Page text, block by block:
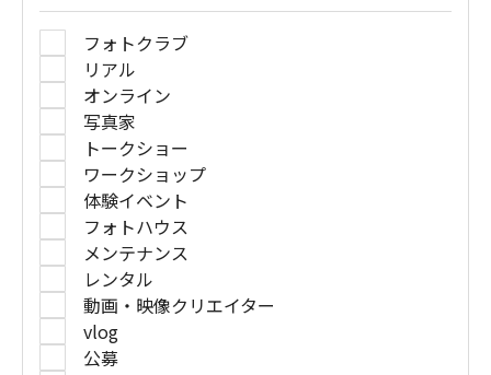
フォトクラブ
リアル
オンライン
写真家
トークショー
ワークショップ
体験イベント
フォトハウス
メンテナンス
レンタル
動画・映像クリエイター
vlog
公募